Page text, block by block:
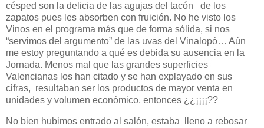
césped son la delicia de las agujas del tacón de los
zapatos pues les absorben con fruición. No he visto los
Vinos en el programa más que de forma sólida, si nos
“servimos del argumento” de las uvas del Vinalopó… Aún
me estoy preguntando a qué es debida su ausencia en la
Jornada. Menos mal que las grandes superficies
Valencianas los han citado y se han explayado en sus
cifras, resultaban ser los productos de mayor venta en
unidades y volumen económico, entonces ¿¿¡¡¡¡??
No bien hubimos entrado al salón, estaba lleno a rebosar